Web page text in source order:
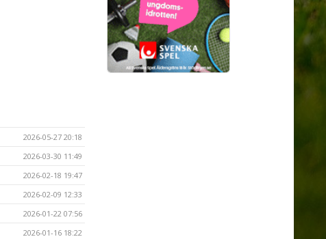
2026-05-27 20:18
2026-03-30 11:49
2026-02-18 19:47
2026-02-09 12:33
2026-01-22 07:56
2026-01-16 18:22